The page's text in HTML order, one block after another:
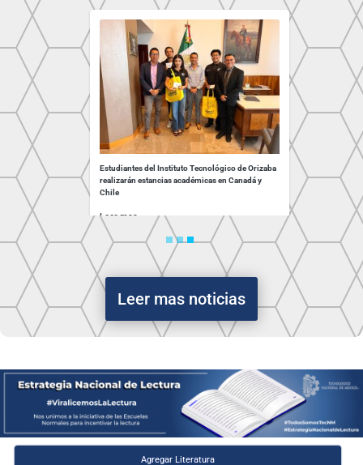
Tecnológico de Orizaba
por su liderazgo y
Estudiantes del Instituto Tecnológico de
realizarán estancias académicas en
Leer mas
Leer mas noticias
Agregar Literatura